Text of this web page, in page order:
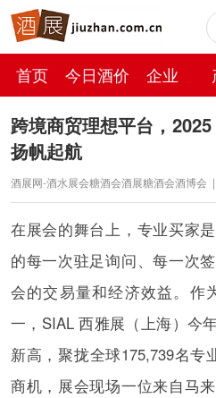
首页 今日酒价 企业
百科
跨境商贸理想平台，
扬帆起航
酒展网-酒水展会糖酒会酒展糖酒会酒博会 |
在展会的舞台上，专业买家
的每一次驻足询问、每一次
会的交易量和经济效益。作
一，SIAL 西雅展（上海）今
新高，聚拢全球175,739名
商机，展会现场一位来自马